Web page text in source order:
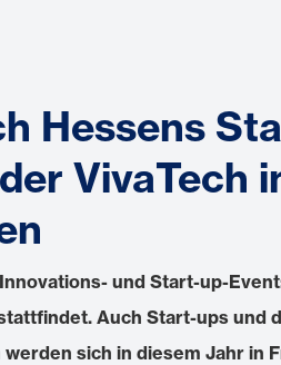
Hessens
VivaTech
und Start-up-
Auch Start-ups und
sich in diesem Jahr in